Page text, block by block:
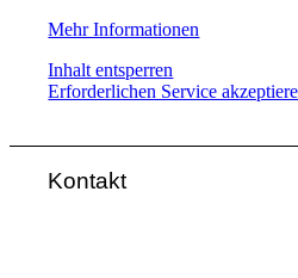
Mehr Informationen
Inhalt entsperren
Erforderlichen Service
Kontakt